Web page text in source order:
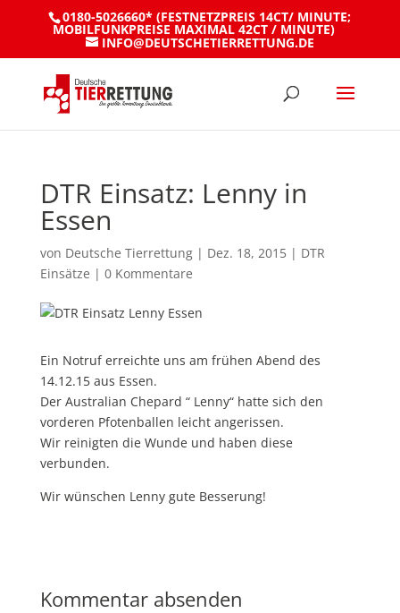
0180-5026660* (FESTNETZPREIS 14CT/ MINUTE;
MOBILFUNKPREISE MAXIMAL 42CT / MINUTE)
INFO@DEUTSCHETIERRETTUNG.DE
DTR Einsatz: Lenny in
Essen
von Deutsche Tierrettung| Dez. 18, 2015| DTR
Einsätze | 0 Kommentare
Ein Notruf erreichte uns am frühen Abend des
14.12.15 aus Essen.
Der Australian Chepard “ Lenny“ hatte sich den
vorderen Pfotenballen leicht angerissen.
Wir reinigten die Wunde und haben diese
verbunden.
Wir wünschen Lenny gute Besserung!
Kommentar absenden